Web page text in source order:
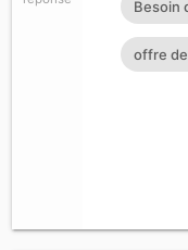
Besoin
entre
et La
offre